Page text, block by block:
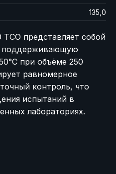
135,0
представляет собой
поддерживающую
при объёме 250
равномерное
контроль, что
испытаний в
лабораториях.